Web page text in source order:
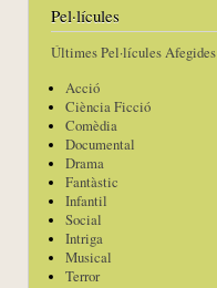
Pel·lícules
Últimes Pel·lícules Afegides
Acció
Ciència Ficció
Comèdia
Documental
Drama
Fantàstic
Infantil
Social
Intriga
Musical
Terror